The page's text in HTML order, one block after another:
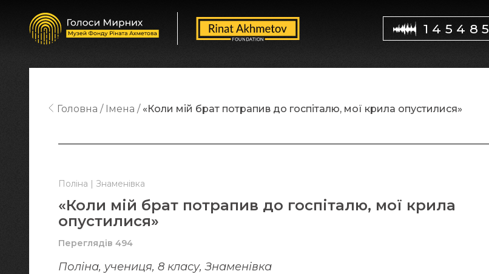
145485
Поліна | Знаменівка
«Коли мій брат потрапив до госпіталю, мої крила
опустилися»
Переглядів 494
Поліна, учениця, 8 класу, Знаменівка
Головна Імена «Коли мій брат потрапив до госпіталю, мої крила опустилися»